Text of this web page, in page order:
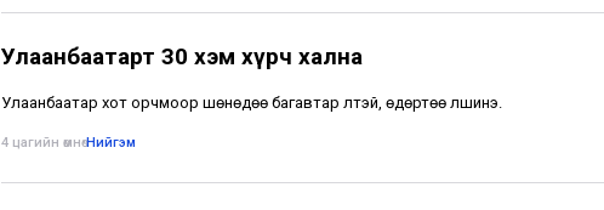
Улаанбаатарт 30 хэм хүрч хална
Улаанбаатар хот орчмоор шөнөдөө багавтар үүлтэй, өдөртөө үүлшинэ.
4 цагийн өмнө•Нийгэм